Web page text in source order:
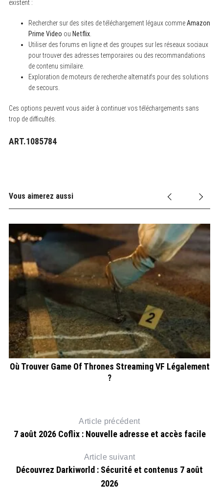
existent :
Rechercher sur des sites de téléchargement légaux commeAmazon
Prime Video ou Netflix.
Utiliser des forums en ligne et des groupes sur les réseaux sociaux
pour trouver des adresses temporaires ou des recommandations
de contenu similaire.
Exploration de moteurs de recherche alternatifs pour des solutions
de secours.
Ces options peuvent vous aider à continuer vos téléchargements sans
trop de difficultés.
ART.1085784
Vous aimerez aussi
Où Trouver Game Of Thrones Streaming VF Légalement
?
Article précédent
7 août 2026 Coflix : Nouvelle adresse et accès facile
Article suivant
Découvrez Darkiworld : Sécurité et contenus 7 août
2026